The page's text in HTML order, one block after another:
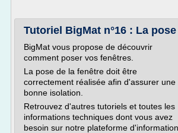
Tutoriel BigMat n°16 : La
BigMat vous propose de découvrir
comment poser vos fenêtres.
La pose de la fenêtre doit être
correctement réalisée afin d'assurer une
bonne isolation.
Retrouvez d'autres tutoriels et toutes les
informations techniques dont vous avez
besoin sur notre plateforme